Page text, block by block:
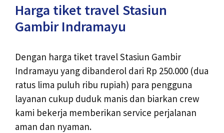
Harga tiket travel Stasiun
Gambir Indramayu
Dengan harga tiket travel Stasiun Gambir
Indramayu yang dibanderol dari Rp 250.000 (dua
ratus lima puluh ribu rupiah) para pengguna
layanan cukup duduk manis dan biarkan crew
kami bekerja memberikan service perjalanan
aman dan nyaman.